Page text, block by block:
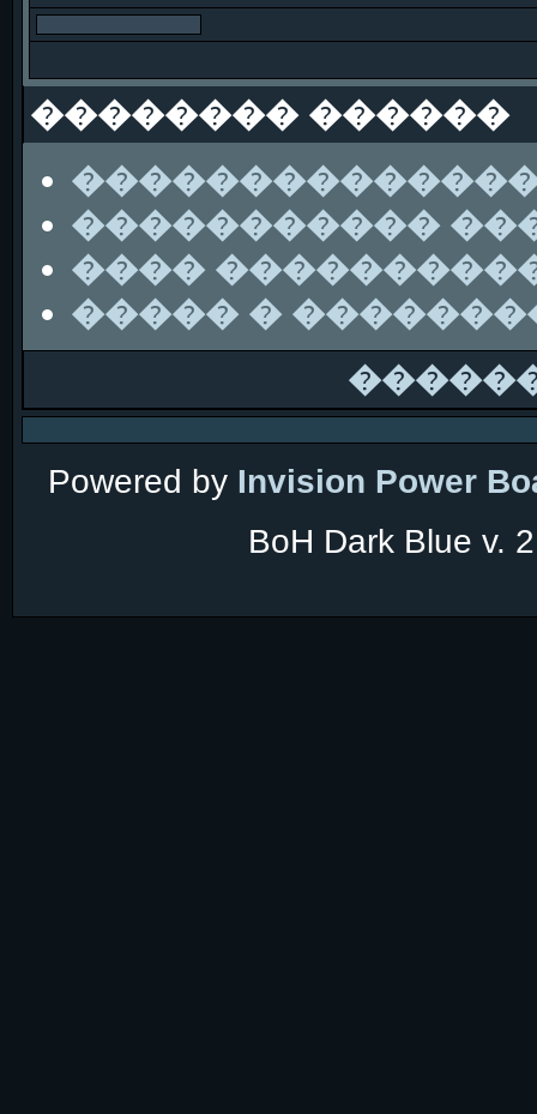
�������� ������
�����������
����
����� �
Powered by Invision Power
BoH Dark Blue v.